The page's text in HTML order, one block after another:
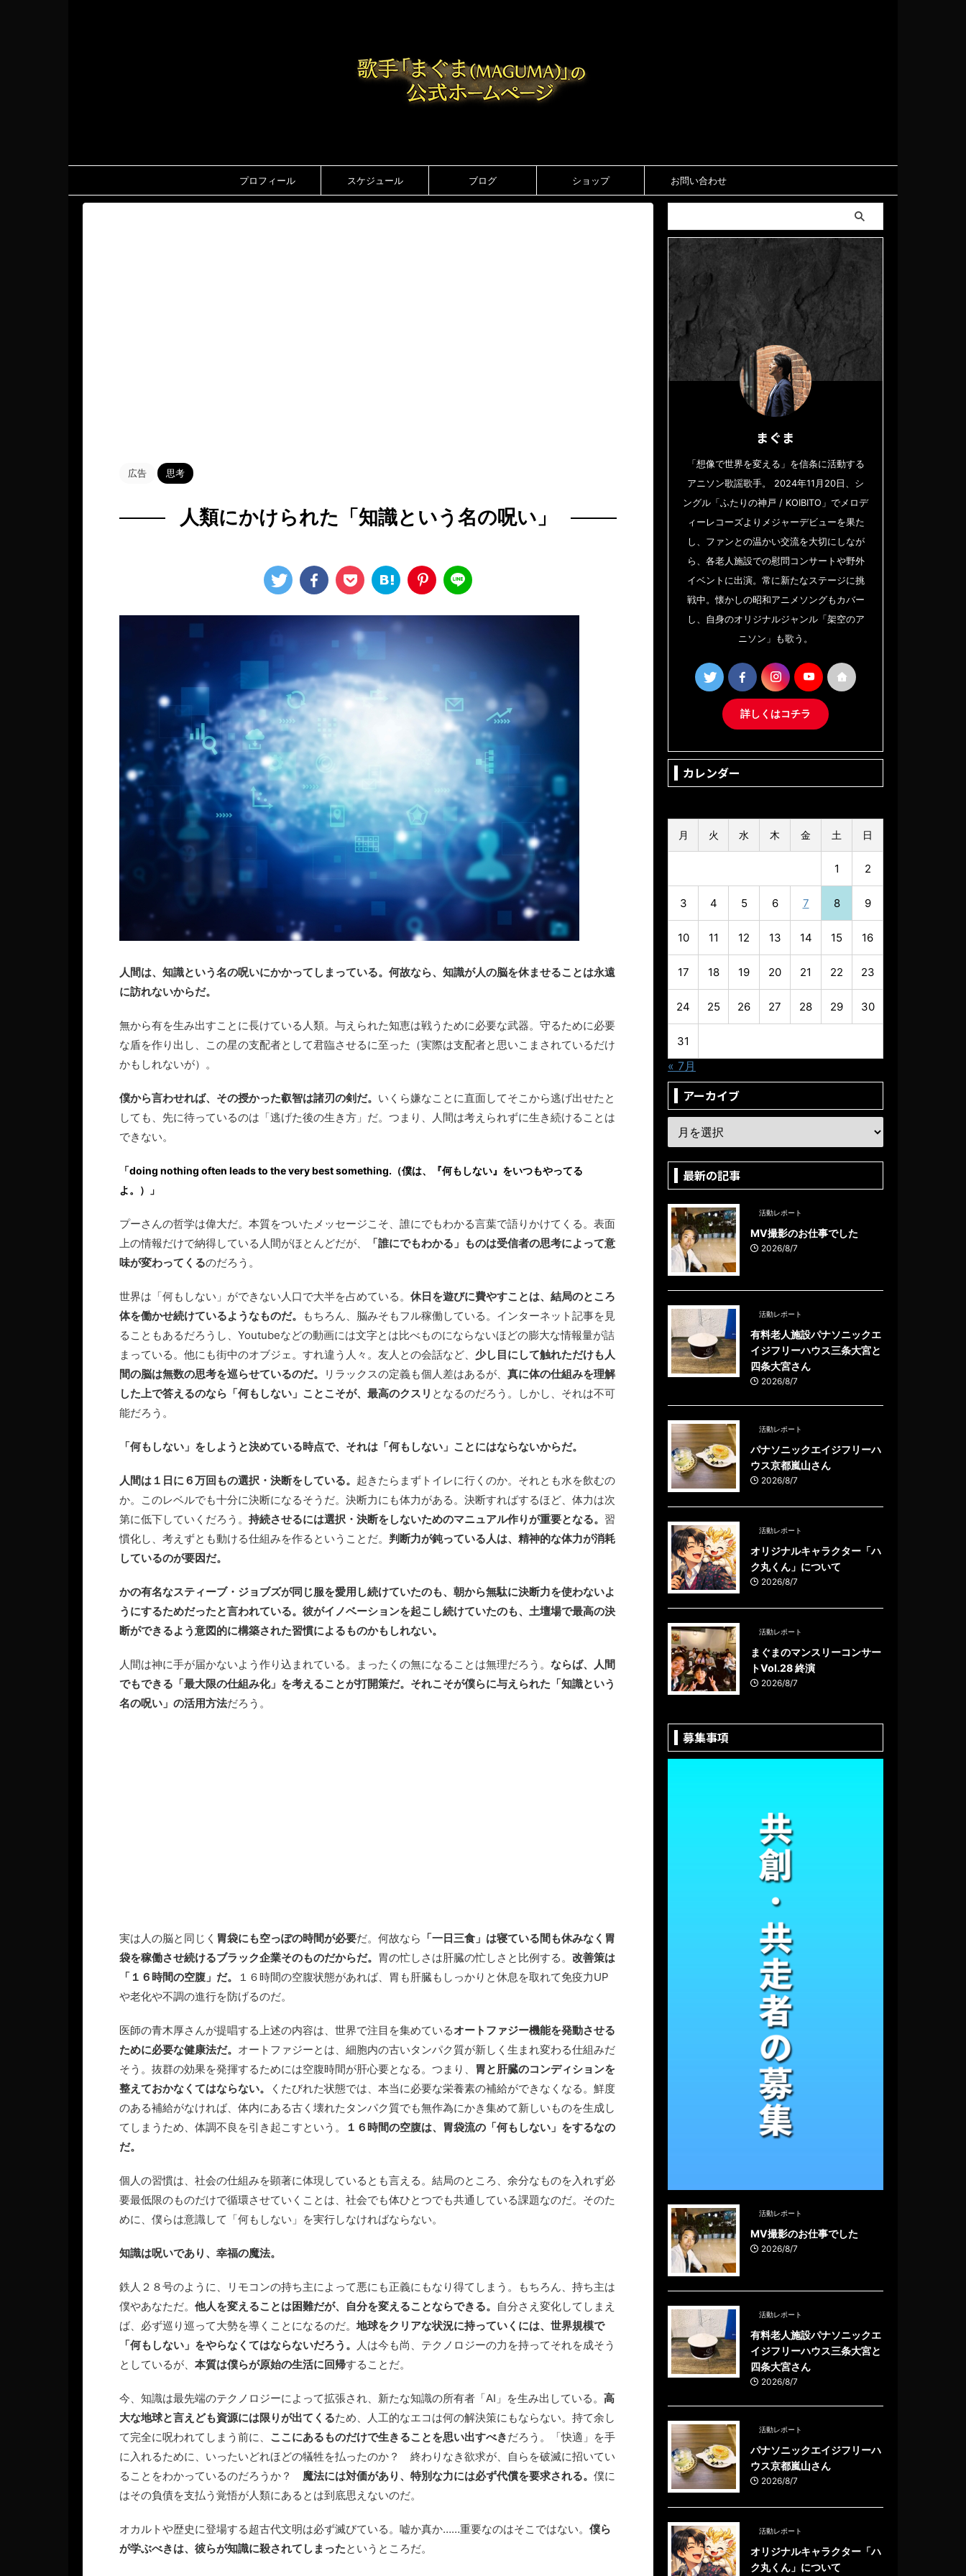
プロフィール スケジュール ブログ ショップ お問い合わせ
広告 思考
人類にかけられた「知識という名の呪い」
人間は、知識という名の呪いにかかってしまっている。何故なら、知識が人の脳を休ませることは永遠
に訪れないからだ。
無から有を生み出すことに長けている人類。与えられた知恵は戦うために必要な武器。守るために必要
な盾を作り出し、この星の支配者として君臨させるに至った（実際は支配者と思いこまされているだけ
かもしれないが）。
僕から言わせれば、その授かった叡智は諸刃の剣だ。 いくら嫌なことに直面してそこから逃げ出せたと
しても、先に待っているのは「逃げた後の生き方」だ。つまり、人間は考えられずに生き続けることは
できない。
「doing nothing often leads to the very best something.（僕は、『何もしない』をいつもやってる
よ。）」
プーさんの哲学は偉大だ。本質をついたメッセージこそ、誰にでもわかる言葉で語りかけてくる。表面
上の情報だけで納得している人間がほとんどだが、
「誰にでもわかる」ものは受信者の思考によって意
味が変わってくるのだろう。
世界は「何もしない」ができない人口で大半を占めている。 休日を遊びに費やすことは、結局のところ
体を働かせ続けているようなものだ。
もちろん、脳みそもフル稼働している。インターネット記事を見
ることもあるだろうし、Youtubeなどの動画には文字とは比べものにならないほどの膨大な情報量が詰
まっている。他にも街中のオブジェ。すれ違う人々。友人との会話など、 少し目にして触れただけも人
間の脳は無数の思考を巡らせているのだ。
リラックスの定義も個人差はあるが、 真に体の仕組みを理解
した上で答えるのなら「何もしない」ことこそが、最高のクスリ となるのだろう。しかし、それは不可
能だろう。
「何もしない」をしようと決めている時点で、それは「何もしない」ことにはならないからだ。
人間は１日に６万回もの選択・決断をしている。 起きたらまずトイレに行くのか。それとも水を飲むの
か。このレベルでも十分に決断になるそうだ。決断力にも体力がある。決断すればするほど、体力は次
第に低下していくだろう。 持続させるには選択・決断をしないためのマニュアル作りが重要となる。 習
慣化し、考えずとも動ける仕組みを作るということだ。 判断力が鈍っている人は、精神的な体力が消耗
しているのが要因だ。
かの有名なスティーブ・ジョブズが同じ服を愛用し続けていたのも、朝から無駄に決断力を使わないよ
うにするためだったと言われている。彼がイノベーションを起こし続けていたのも、土壇場で最高の決
断ができるよう意図的に構築された習慣によるものかもしれない。
人間は神に手が届かないよう作り込まれている。まったくの無になることは無理だろう。 ならば、人間
でもできる「最大限の仕組み化」を考えることが打開策だ。それこそが僕らに与えられた「知識という
名の呪い」の活用方法だろう。
実は人の脳と同じく 胃袋にも空っぽの時間が必要だ。何故なら 「一日三食」は寝ている間も休みなく胃
袋を稼働させ続けるブラック企業そのものだからだ。
胃の忙しさは肝臓の忙しさと比例する。 改善策は
「１６時間の空腹」だ。
１６時間の空腹状態があれば、胃も肝臓もしっかりと休息を取れて免疫力UP
や老化や不調の進行を防げるのだ。
医師の青木厚さんが提唱する上述の内容は、世界で注目を集めているオートファジー機能を発動させる
ために必要な健康法だ。 オートファジーとは、細胞内の古いタンパク質が新しく生まれ変わる仕組みだ
そう。抜群の効果を発揮するためには空腹時間が肝心要となる。つまり、
胃と肝臓のコンディションを
整えておかなくてはならない。
くたびれた状態では、本当に必要な栄養素の補給ができなくなる。鮮度
のある補給がなければ、体内にある古く壊れたタンパク質でも無作為にかき集めて新しいものを生成し
てしまうため、体調不良を引き起こすという。
１６時間の空腹は、胃袋流の「何もしない」をするなの
だ。
個人の習慣は、社会の仕組みを顕著に体現しているとも言える。結局のところ、余分なものを入れず必
要最低限のものだけで循環させていくことは、社会でも体ひとつでも共通している課題なのだ。そのた
めに、僕らは意識して「何もしない」を実行しなければならない。
知識は呪いであり、幸福の魔法。
鉄人２８号のように、リモコンの持ち主によって悪にも正義にもなり得てしまう。もちろん、持ち主は
僕やあなただ。 他人を変えることは困難だが、自分を変えることならできる。
自分さえ変化してしまえ
ば、必ず巡り巡って大勢を導くことになるのだ。 地球をクリアな状況に持っていくには、世界規模で
「何もしない」をやらなくてはならないだろう。
人は今も尚、テクノロジーの力を持ってそれを成そう
としているが、 本質は僕らが原始の生活に回帰することだ。
今、知識は最先端のテクノロジーによって拡張され、新たな知識の所有者「AI」を生み出している。 高
大な地球と言えども資源には限りが出てくるため、人工的なエコは何の解決策にもならない。持て余し
て完全に呪われてしまう前に、 ここにあるものだけで生きることを思い出すべきだろう。「快適」を手
に入れるために、いったいどれほどの犠牲を払ったのか？ 終わりなき欲求が、自らを破滅に招いてい
ることをわかっているのだろうか？ 魔法には対価があり、特別な力には必ず代償を要求される。 僕に
はその負債を支払う覚悟が人類にあるとは到底思えないのだ。
オカルトや歴史に登場する超古代文明は必ず滅びている。嘘か真か……重要なのはそこではない。 僕ら
が学ぶべきは、彼らが知識に殺されてしまったというところだ。
まぐま
「想像で世界を変える」を信条に活動する
アニソン歌謡歌手。 2024年11月20日、シ
ングル「ふたりの神戸 / KOIBITO」でメロデ
ィーレコーズよりメジャーデビューを果た
し、ファンとの温かい交流を大切にしなが
ら、各老人施設での慰問コンサートや野外
イベントに出演。常に新たなステージに挑
戦中。懐かしの昭和アニメソングもカバー
し、自身のオリジナルジャンル「架空のア
ニソン」も歌う。
詳しくはコチラ
カレンダー
月 火 水 木 金 土 日
1 2
3 4 5 6 7 8 9
10 11 12 13 14 15 16
17 18 19 20 21 22 23
24 25 26 27 28 29 30
31
« 7月
アーカイブ
最新の記事
活動レポート
MV撮影のお仕事でした
2026/8/7
活動レポート
有料老人施設パナソニックエ
イジフリーハウス三条大宮と
四条大宮さん
2026/8/7
活動レポート
パナソニックエイジフリーハ
ウス京都嵐山さん
2026/8/7
活動レポート
オリジナルキャラクター「ハ
ク丸くん」について
2026/8/7
活動レポート
まぐまのマンスリーコンサー
トVol.28 終演
2026/8/7
募集事項
活動レポート
MV撮影のお仕事でした
2026/8/7
活動レポート
有料老人施設パナソニックエ
イジフリーハウス三条大宮と
四条大宮さん
2026/8/7
活動レポート
パナソニックエイジフリーハ
ウス京都嵐山さん
2026/8/7
活動レポート
オリジナルキャラクター「ハ
ク丸くん」について